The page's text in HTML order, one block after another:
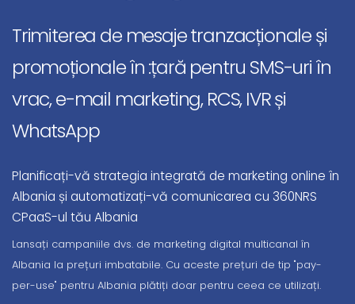
Trimiterea de mesaje tranzacționale și
promoționale în :țară pentru SMS-uri în
vrac, e-mail marketing, RCS, IVR și
WhatsApp
Planificați-vă strategia integrată de marketing online în
Albania și automatizați-vă comunicarea cu 360NRS
CPaaS-ul tău Albania
Lansați campaniile dvs. de marketing digital multicanal în
Albania la prețuri imbatabile. Cu aceste prețuri de tip "pay-
per-use" pentru Albania plătiți doar pentru ceea ce utilizați.